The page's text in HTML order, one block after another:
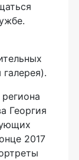
.
Георгия
2017